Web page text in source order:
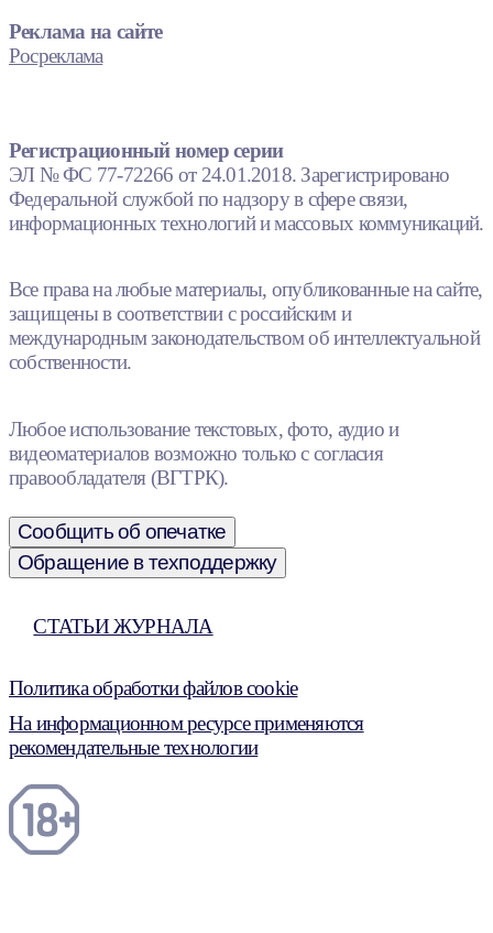
Реклама на сайте
Росреклама
Регистрационный номер серии
ЭЛ № ФС 77-72266 от 24.01.2018. Зарегистрировано
Федеральной службой по надзору в сфере связи,
информационных технологий и массовых коммуникаций.
Все права на любые материалы, опубликованные на сайте,
защищены в соответствии с российским и
международным законодательством об интеллектуальной
собственности.
Любое использование текстовых, фото, аудио и
видеоматериалов возможно только с согласия
правообладателя (ВГТРК).
Сообщить об опечатке
Обращение в техподдержку
СТАТЬИ ЖУРНАЛА
Политика обработки файлов cookie
На информационном ресурсе применяются
рекомендательные технологии